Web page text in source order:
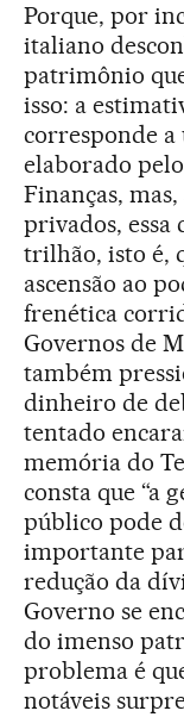
Porque, por
italiano
patrimônio
isso: a
corresponde
elaborado
Finanças,
privados, essa
trilhão, isto é,
ascensão ao
frenética
Governos de
também
dinheiro de
tentado
memória do
consta que “a
público pode
importante
redução da
Governo se
do imenso
problema é
notáveis